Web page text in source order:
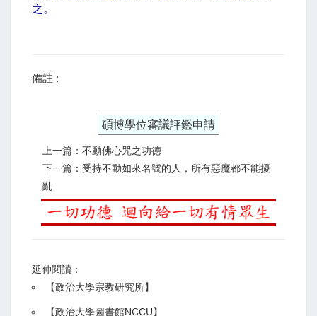
之。
備註 :
碩博學位審議評鑑申請
上一篇：不動佛心咒之功德
下一篇：受持不動如來名號的人，所有惡魔都不能擾
亂
延伸閱讀：
【政治大學宗教研究所】
【政治大學圖書館NCCU】